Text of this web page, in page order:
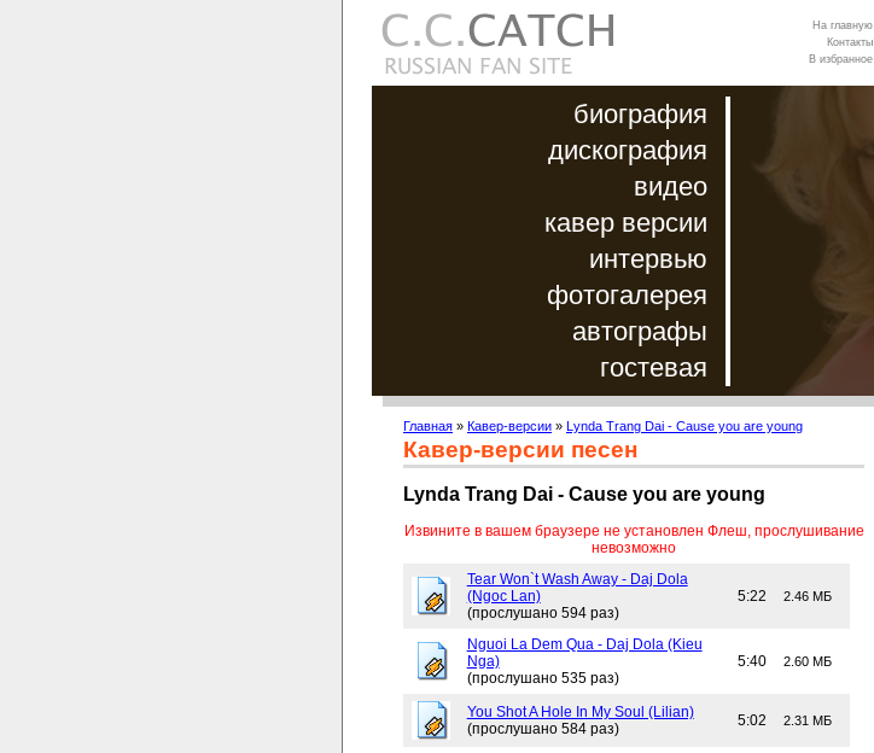
биография
дискография
видео
кавер версии
интервью
фотогалерея
автографы
гостевая
На главную
Контакты
В избранное
Главная » Кавер-версии » Lynda Trang Dai - Cause you are young
Кавер-версии песен
Lynda Trang Dai - Cause you are young
Извините в вашем браузере не установлен Флеш, прослушивание
невозможно
Tear Won`t Wash Away - Daj Dola
(Ngoc Lan)
(прослушано 594 раз)
5:22 2.46 МБ
Nguoi La Dem Qua - Daj Dola (Kieu
Nga)
(прослушано 535 раз)
5:40 2.60 МБ
You Shot A Hole In My Soul (Lilian)
(прослушано 584 раз)
5:02 2.31 МБ